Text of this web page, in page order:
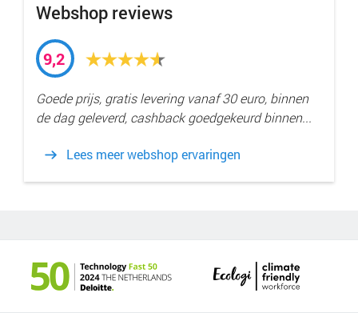
Webshop reviews
9,2
Goede prijs, gratis levering vanaf 30 euro, binnen
de dag geleverd, cashback goedgekeurd binnen...
Lees meer webshop ervaringen